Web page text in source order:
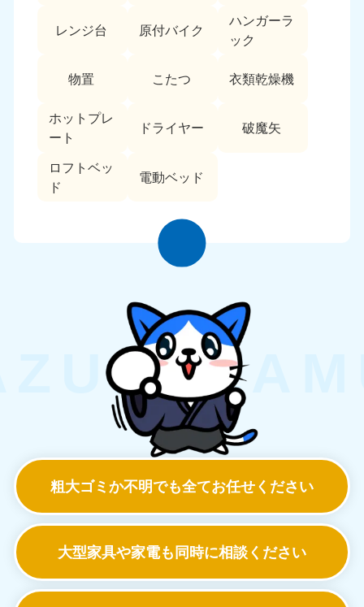
レンジ台 原付バイク
ハンガーラ
ック
物置 こたつ 衣類乾燥機
ホットプレ
ート
ドライヤー 破魔矢
ロフトベッ
ド
電動ベッド
粗大ゴミか不明でも全てお任せください
大型家具や家電も同時に相談ください